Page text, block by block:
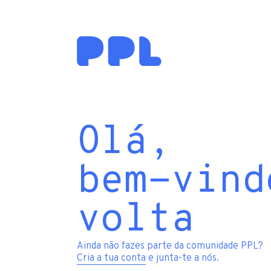
Olá,
bem-
volta
Ainda não fazes parte da comunidade PPL?
Cria a tua conta e junta-te a nós.